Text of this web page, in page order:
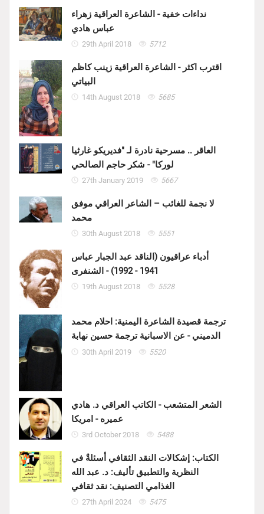
نداءات خفية - الشاعرة العراقية زهراء
عباس هادي
29th April 2018 5712
اقترب اكثر - الشاعرة العراقية زينب كاظم
البياتي
14th August 2018 5685
العاقر .. مسرحية نادرة لـ "فديريكو غارثيا
لوركا" - شكر حاجم الصالحي
27th January 2019 5667
لا نجمة للغائب – الشاعر العراقي موفق
محمد
30th August 2018 5551
أدباء عراقيون (الناقد عبد الجبار عباس
1941 - 1992) - الشنفرى
19th August 2018 5528
ترجمة قصيدة الشاعرة اليمنية: احلام محمد
الدميني - عن الاسبانية ترجمة حسين نهابة
30th April 2019 5520
الشعر المتشعب - الكاتب العراقي د. هادي
عميره - امريكا
3rd October 2018 5488
الكتاب: إشكالات النقد الثقافي أسئلةٌ في
النظرية والتطبيق تأليف: د. عبد الله
الغذامي التصنيف: نقد ثقافي
27th April 2024 5475